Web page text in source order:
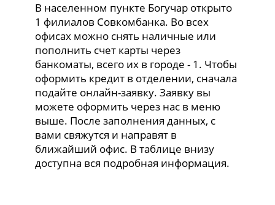
В населенном пункте Богучар открыто
1 филиалов Совкомбанка. Во всех
офисах можно снять наличные или
пополнить счет карты через
банкоматы, всего их в городе - 1. Чтобы
оформить кредит в отделении, сначала
подайте онлайн-заявку. Заявку вы
можете оформить через нас в меню
выше. После заполнения данных, с
вами свяжутся и направят в
ближайший офис. В таблице внизу
доступна вся подробная информация.